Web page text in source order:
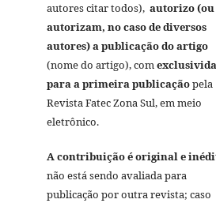
autores citar todos), autorizo (ou
autorizam, no caso de diversos
autores) a publicação do artigo
(nome do artigo), com
para a primeira publicaçãopela
Revista Fatec Zona Sul, em meio
eletrônico.
A contribuição é original e
não está sendo avaliada para
publicação por outra revista; caso